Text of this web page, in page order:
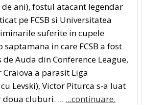
ani), fostul atacant legendar
pe FCSB si Universitatea
suferite in cupele
saptamana in care FCSB a fost
Auda din Conference League,
a parasit Liga
Levski), Victor Piturca s-a luat
cluburi. ... ...continuare.